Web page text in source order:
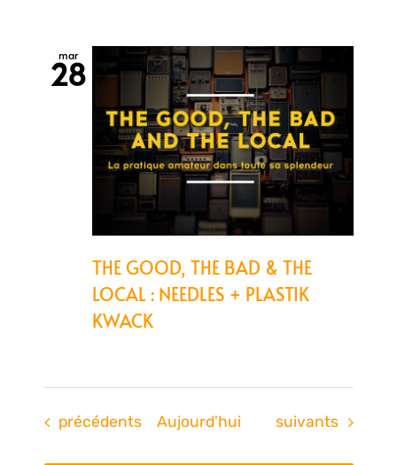
mar
28
THE GOOD, THE BAD & THE
LOCAL : NEEDLES + PLASTIK
KWACK
Évènements
précédents Aujourd'hui Évènements
suivants